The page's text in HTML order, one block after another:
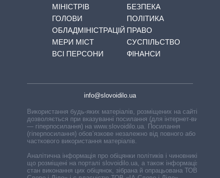
МІНІСТРІВ
ГОЛОВИ
ОБЛАДМІНІСТРАЦІЙ
МЕРИ МІСТ
ВСІ ПЕРСОНИ
БЕЗПЕКА
ПОЛІТИКА
ПРАВО
СУСПІЛЬСТВО
ФІНАНСИ
info@slovoidilo.ua
Використання будь-яких матеріалів, розміщених на сайті,
дозволяється при вказуванні посилання (для інтернет-видань
— гіперпосилання) на www.slovoidilo.ua. Посилання
(гіперпосилання) обов’язкове незалежно від повного або
часткового використання матеріалів.
Аналітична інформація про обіцянки політиків і чиновників,
що розміщені на порталі slovoidilo.ua, а також інформація про
стан виконання цих обіцянок, зібрана й опрацьована ТОВ «ІА